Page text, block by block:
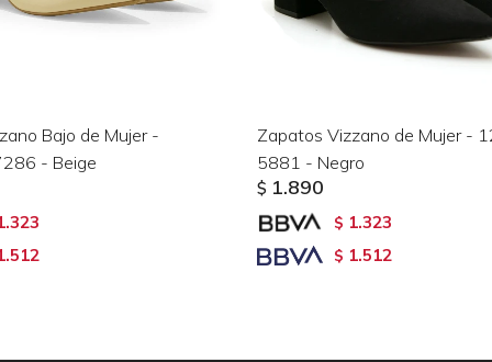
Bajo de Mujer -
- Beige
Zapatos Vizzano de Mujer -
5881 - Negro
$ 1.890
$ 1.323
$ 1.512